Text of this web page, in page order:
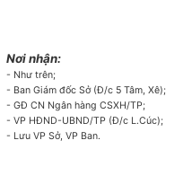
Nơi nhận:
- Như trên;
- Ban Giám đốc Sở (Đ/c 5 Tâm, Xê);
- GĐ CN Ngân hàng CSXH/TP;
- VP HĐND-UBND/TP (Đ/c L.Cúc);
- Lưu VP Sở, VP Ban.